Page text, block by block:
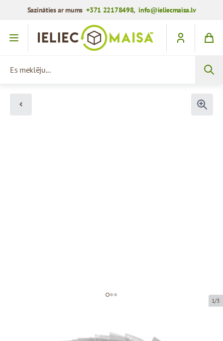
Sazināties ar mums+371 22178498,info@ieliecmaisa.lv
Iet uz saturu
1/3
Polipropilēna maisi bez ieloces